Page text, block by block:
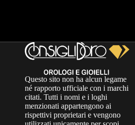
Questo sito non ha alcun legame
né rapporto ufficiale con i marchi
citati. Tutti i nomi e i loghi
menzionati appartengono ai
rispettivi proprietari e vengono